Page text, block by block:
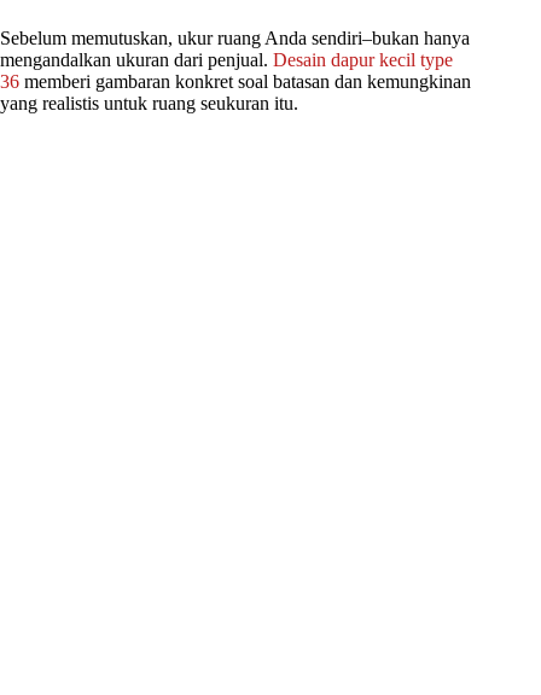
Sebelum memutuskan, ukur ruang Anda sendiri–bukan hanya
mengandalkan ukuran dari penjual. Desain dapur kecil type
36 memberi gambaran konkret soal batasan dan kemungkinan
yang realistis untuk ruang seukuran itu.